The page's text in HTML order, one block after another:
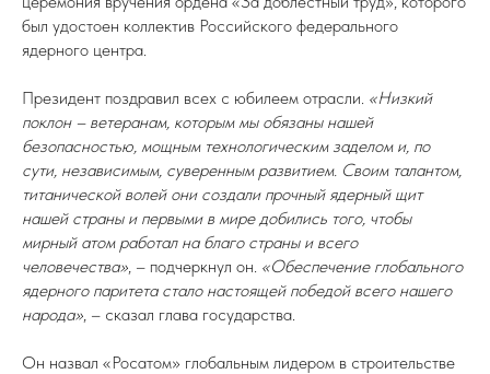
был удостоен коллектив Российского федерального
ядерного центра.
Президент поздравил всех с юбилеем отрасли. «Низкий
поклон – ветеранам, которым мы обязаны нашей
безопасностью, мощным технологическим заделом и, по
сути, независимым, суверенным развитием. Своим талантом,
титанической волей они создали прочный ядерный щит
нашей страны и первыми в мире добились того, чтобы
мирный атом работал на благо страны и всего
человечества», – подчеркнул он. «Обеспечение глобального
ядерного паритета стало настоящей победой всего нашего
народа», – сказал глава государства.
Он назвал «Росатом» глобальным лидером в строительстве